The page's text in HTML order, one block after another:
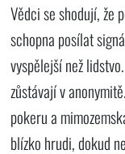
Vědci se shodují, že
schopna posílat
vyspělejší než
zůstávají v
pokeru a
blízko hrudi, dokud